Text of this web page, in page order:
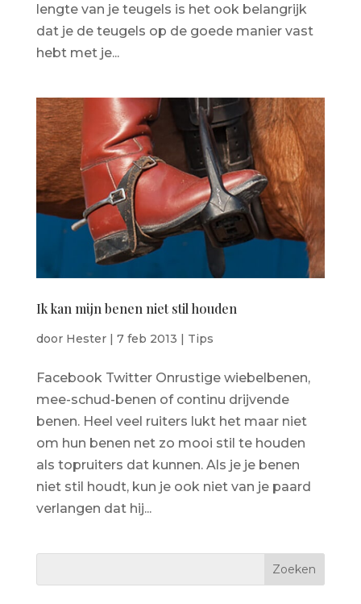
lengte van je teugels is het ook belangrijk
dat je de teugels op de goede manier vast
hebt met je...
Ik kan mijn benen niet stil houden
door Hester| 7 feb 2013 | Tips
Facebook Twitter Onrustige wiebelbenen,
mee-schud-benen of continu drijvende
benen. Heel veel ruiters lukt het maar niet
om hun benen net zo mooi stil te houden
als topruiters dat kunnen. Als je je benen
niet stil houdt, kun je ook niet van je paard
verlangen dat hij...